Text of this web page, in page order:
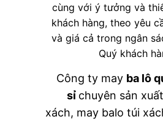
cùng với ý tưởng và
khách hàng, theo yêu
và giá cả trong ngân
Quý khách
Công ty may ba lô
sỉ chuyên sản
xách, may balo túi